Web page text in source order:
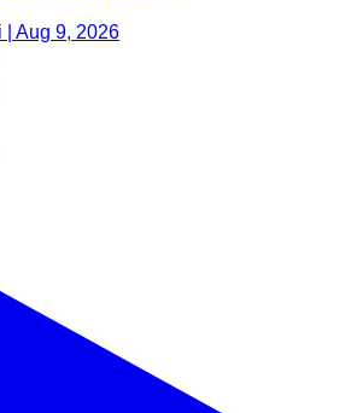
| Aug 9, 2026